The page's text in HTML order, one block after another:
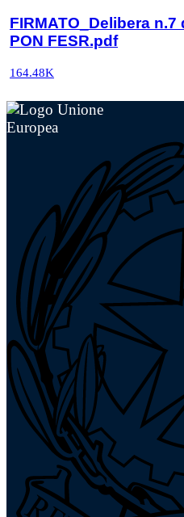
FIRMATO_Delibera
PON FESR.pdf
164.48K